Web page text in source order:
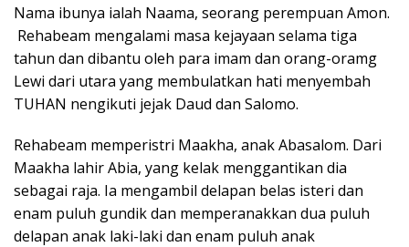
Nama ibunya ialah Naama, seorang perempuan Amon.
Rehabeam mengalami masa kejayaan selama tiga
tahun dan dibantu oleh para imam dan orang-oramg
Lewi dari utara yang membulatkan hati menyembah
TUHAN nengikuti jejak Daud dan Salomo.
Rehabeam memperistri Maakha, anak Abasalom. Dari
Maakha lahir Abia, yang kelak menggantikan dia
sebagai raja. Ia mengambil delapan belas isteri dan
enam puluh gundik dan memperanakkan dua puluh
delapan anak laki-laki dan enam puluh anak